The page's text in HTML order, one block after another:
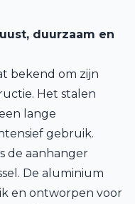
duurzaam en
bekend om zijn
Het stalen
lange
gebruik.
de aanhanger
De aluminium
en ontworpen voor